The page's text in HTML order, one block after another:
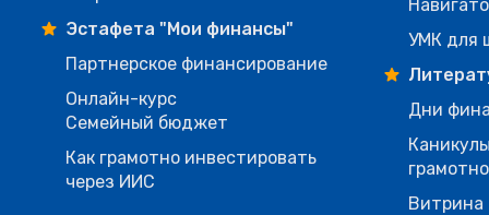
Эстафета "Мои финансы"
Партнерское финансирование
Онлайн-курс
Семейный бюджет
Как грамотно инвестировать
через ИИС
УМК для
Дни
Витрина